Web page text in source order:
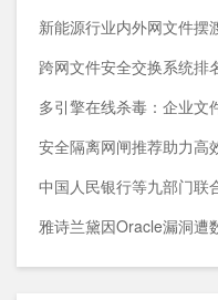
跨网文件安全交换系统排
多引擎在线杀毒：企业文
安全隔离网闸推荐助力高
雅诗兰黛因Oracle漏洞遭